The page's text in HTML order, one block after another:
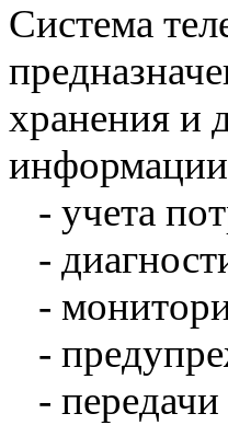
Система
хранения и
- учета
-
-
-
-